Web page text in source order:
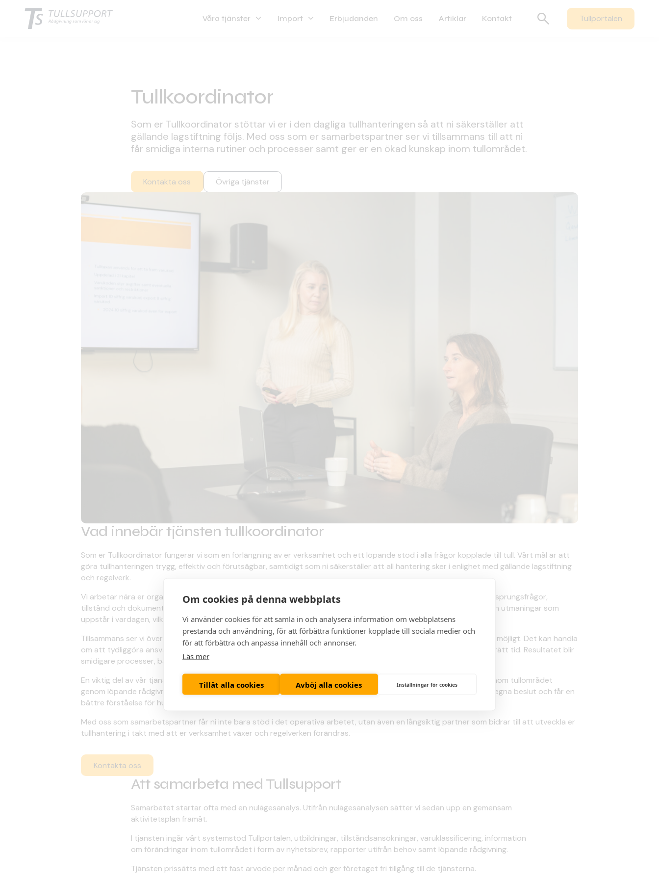
Om cookies på denna webbplats
Vi använder cookies för att samla in och analysera information om webbplatsens
prestanda och användning, för att förbättra funktioner kopplade till sociala medier och
för att förbättra och anpassa innehåll och annonser.
Läs mer
Tillåt alla cookies Avböj alla cookies Inställningar för cookies
Våra tjänster Import Erbjudanden Om oss Artiklar Kontakt Tullportalen
Tullkoordinator
Som er Tullkoordinator stöttar vi er i den dagliga tullhanteringen så att ni säkerställer att
gällande lagstiftning följs. Med oss som er samarbetspartner ser vi tillsammans till att ni
får smidiga interna rutiner och processer samt ger er en ökad kunskap inom tullområdet.
Kontakta oss Övriga tjänster
Vad innebär tjänsten tullkoordinator
Som er Tullkoordinator fungerar vi som en förlängning av er verksamhet och ett löpande stöd i alla frågor kopplade till tull. Vårt mål är att
göra tullhanteringen trygg, effektiv och förutsägbar, samtidigt som ni säkerställer att all hantering sker i enlighet med gällande lagstiftning
och regelverk.
Vi arbetar nära er organisation och stöttar i det dagliga arbetet, exempelvis vid import och export, klassificering, ursprungsfrågor,
tillstånd och dokumentation. Genom att vara tillgängliga som bollplank kan vi snabbt hjälpa er att hantera frågor och utmaningar som
uppstår i vardagen, vilket minskar risken för fel, förseningar och onödiga kostnader.
Tillsammans ser vi över och utvecklar era interna rutiner och processer för en så kostnadseffektiv tullhantering som möjligt. Det kan handla
om att tydliggöra ansvarsfördelning, effektivisera arbetsflöden eller säkerställa att rätt information finns tillgänglig i rätt tid. Resultatet blir
smidigare processer, bättre kontroll och ökad kvalitet det dagliga logistikflödet.
En viktig del av vår tjänst är även kunskapsöverföring. Vi hjälper er att bygga upp och stärka er interna kompetens inom tullområdet
genom löpande rådgivning, utbildningar och praktisk vägledning i ert dagliga arbete. På så sätt står ni starkare i era egna beslut och får en
bättre förståelse för hur regelverken påverkar er verksamhet.
Med oss som samarbetspartner får ni inte bara stöd i det operativa arbetet, utan även en långsiktig partner som bidrar till att utveckla er
tullhantering i takt med att er verksamhet växer och regelverken förändras.
Kontakta oss
Att samarbeta med Tullsupport
Samarbetet startar ofta med en nulägesanalys. Utifrån nulägesanalysen sätter vi sedan upp en gemensam
aktivitetsplan framåt.
I tjänsten ingår vårt systemstöd Tullportalen, utbildningar, tillståndsansökningar, varuklassificering, information
om förändringar inom tullområdet i form av nyhetsbrev, rapporter utifrån behov samt löpande rådgivning.
Tjänsten prissätts med ett fast arvode per månad och ger företaget fri tillgång till de tjänsterna.